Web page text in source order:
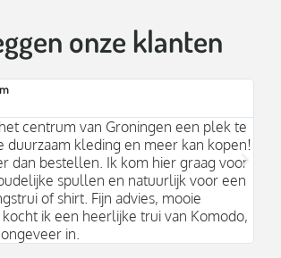
onze klanten
centrum van Groningen een plek te
duurzaam kleding en meer kan kopen!
dan bestellen. Ik kom hier graag voor
spullen en natuurlijk voor een
of shirt. Fijn advies, mooie
ik een heerlijke trui van Komodo,
in.